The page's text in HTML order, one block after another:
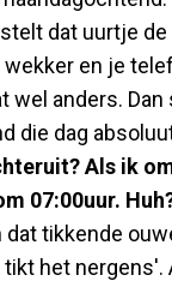
dat uurtje
en je
wel anders.
die dag
Als ik
07:00uur.
tikkende
het